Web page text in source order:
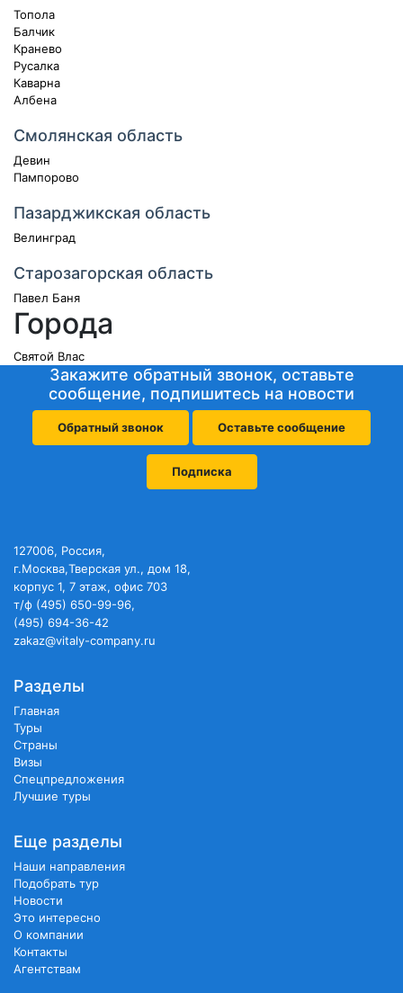
Топола
Балчик
Кранево
Русалка
Каварна
Албена
Смолянская область
Девин
Пампорово
Пазарджикская область
Велинград
Старозагорская область
Павел Баня
Города
Святой Влас
Закажите обратный звонок, оставьте
сообщение, подпишитесь на новости
Обратный звонок Оставьте сообщение
Подписка
127006, Россия,
г.Москва,Тверская ул., дом 18,
корпус 1, 7 этаж, офис 703
т/ф (495) 650-99-96,
(495) 694-36-42
zakaz@vitaly-company.ru
Разделы
Главная
Туры
Страны
Визы
Спецпредложения
Лучшие туры
Еще разделы
Наши направления
Подобрать тур
Новости
Это интересно
О компании
Контакты
Агентствам